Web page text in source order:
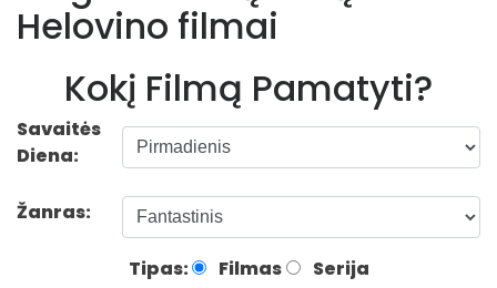
Helovino filmai
Kokį Filmą Pamatyti?
Savaitės
Diena:
Žanras:
Tipas: Filmas Serija